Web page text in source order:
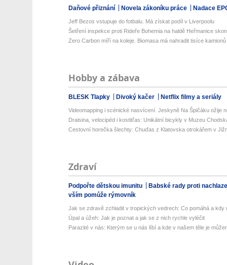
Daňové přiznání Novela zákoníku práce Nadace
Jeff Bezos vstupuje do fotbalu. Má získat podíl v Liverpoolu
Šetření inspekce proti Rideře Bohemia na haldě Heřmanice
Zero Carbon míří na koleje. Biomasa má nahradit tisíce kamionů
Hobby a zábava
BLESK Tlapky Divoký kačer Netflix filmy a seriály
Videomapping i scénické nasvícení. Jeskyně Na Špičáku ožije
Draisina, velocipéd i kostitřas: Unikátní bicykly v Muzeu
Cestovní horečka šlechty: Chuďas z Klatovska otrokářem v
Zdraví
Podpořte dětskou imunitu
Babské rady proti
vším pomůže rýmovník
Jak se zdravě zchladit v tropických vedrech: Co pomáhá a kdy
Úpal a úžeh: Jak je poznat a jak se z nich rychle vyléčit
Parazité v nás: Kterým se u nás líbí a kde v našem těle je